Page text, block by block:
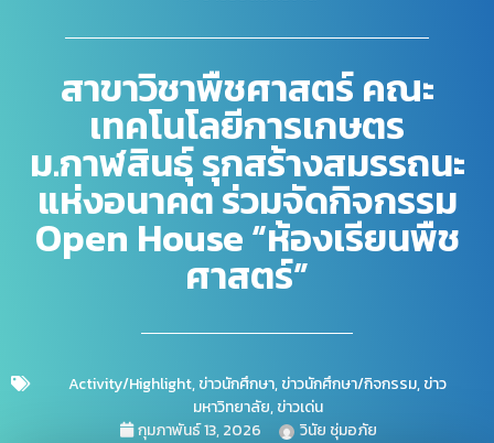
สาขาวิชาพืชศาสตร์ คณะ
เทคโนโลยีการเกษตร
ม.กาฬสินธุ์ รุกสร้างสมรรถนะ
แห่งอนาคต ร่วมจัดกิจกรรม
Open House “ห้องเรียนพืช
ศาสตร์”
Activity/Highlight,ข่าวนักศึกษา,ข่าวนักศึกษา/กิจกรรม,ข่าว
มหาวิทยาลัย,ข่าวเด่น
กุมภาพันธ์ 13, 2026
วินัย ชุ่มอภัย